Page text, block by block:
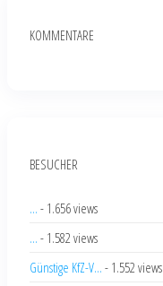
KOMMENTARE
BESUCHER
... - 1.656 views
... - 1.582 views
Günstige KfZ-V... - 1.552 views